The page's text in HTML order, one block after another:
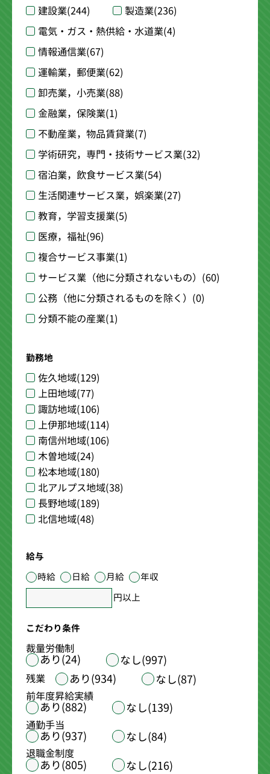
建設業(244) 製造業(236)
電気・ガス・熱供給・水道業(4)
情報通信業(67)
運輸業，郵便業(62)
卸売業，小売業(88)
金融業，保険業(1)
不動産業，物品賃貸業(7)
学術研究，専門・技術サービス業(32)
宿泊業，飲食サービス業(54)
生活関連サービス業，娯楽業(27)
教育，学習支援業(5)
医療，福祉(96)
複合サービス事業(1)
サービス業（他に分類されないもの） (60)
公務（他に分類されるものを除く） (0)
分類不能の産業(1)
勤務地
佐久地域(129)
上田地域(77)
諏訪地域(106)
上伊那地域(114)
南信州地域(106)
木曽地域(24)
松本地域(180)
北アルプス地域(38)
長野地域(189)
北信地域(48)
給与
時給
日給 月給
年収
円以上
こだわり条件
裁量労働制
あり(24) なし(997)
残業 あり(934) なし(87)
前年度昇給実績
あり(882) なし(139)
通勤手当
あり(937) なし(84)
退職金制度
あり(805) なし(216)